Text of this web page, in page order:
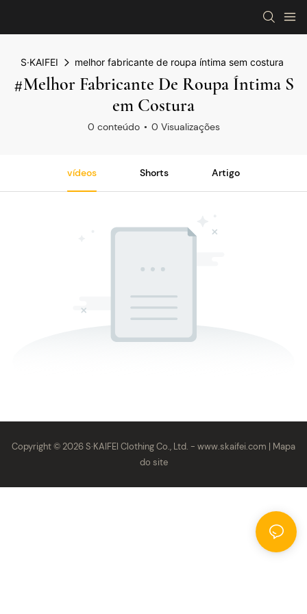
S·KAIFEI melhor fabricante de roupa íntima sem costura
#melhor Fabricante De Roupa Íntima S
Em Costura
0 conteúdo 0 Visualizações
vídeos Shorts Artigo
Copyright © 2026 S·KAIFEI Clothing Co., Ltd. - www.skaifei.com | Mapa
do site